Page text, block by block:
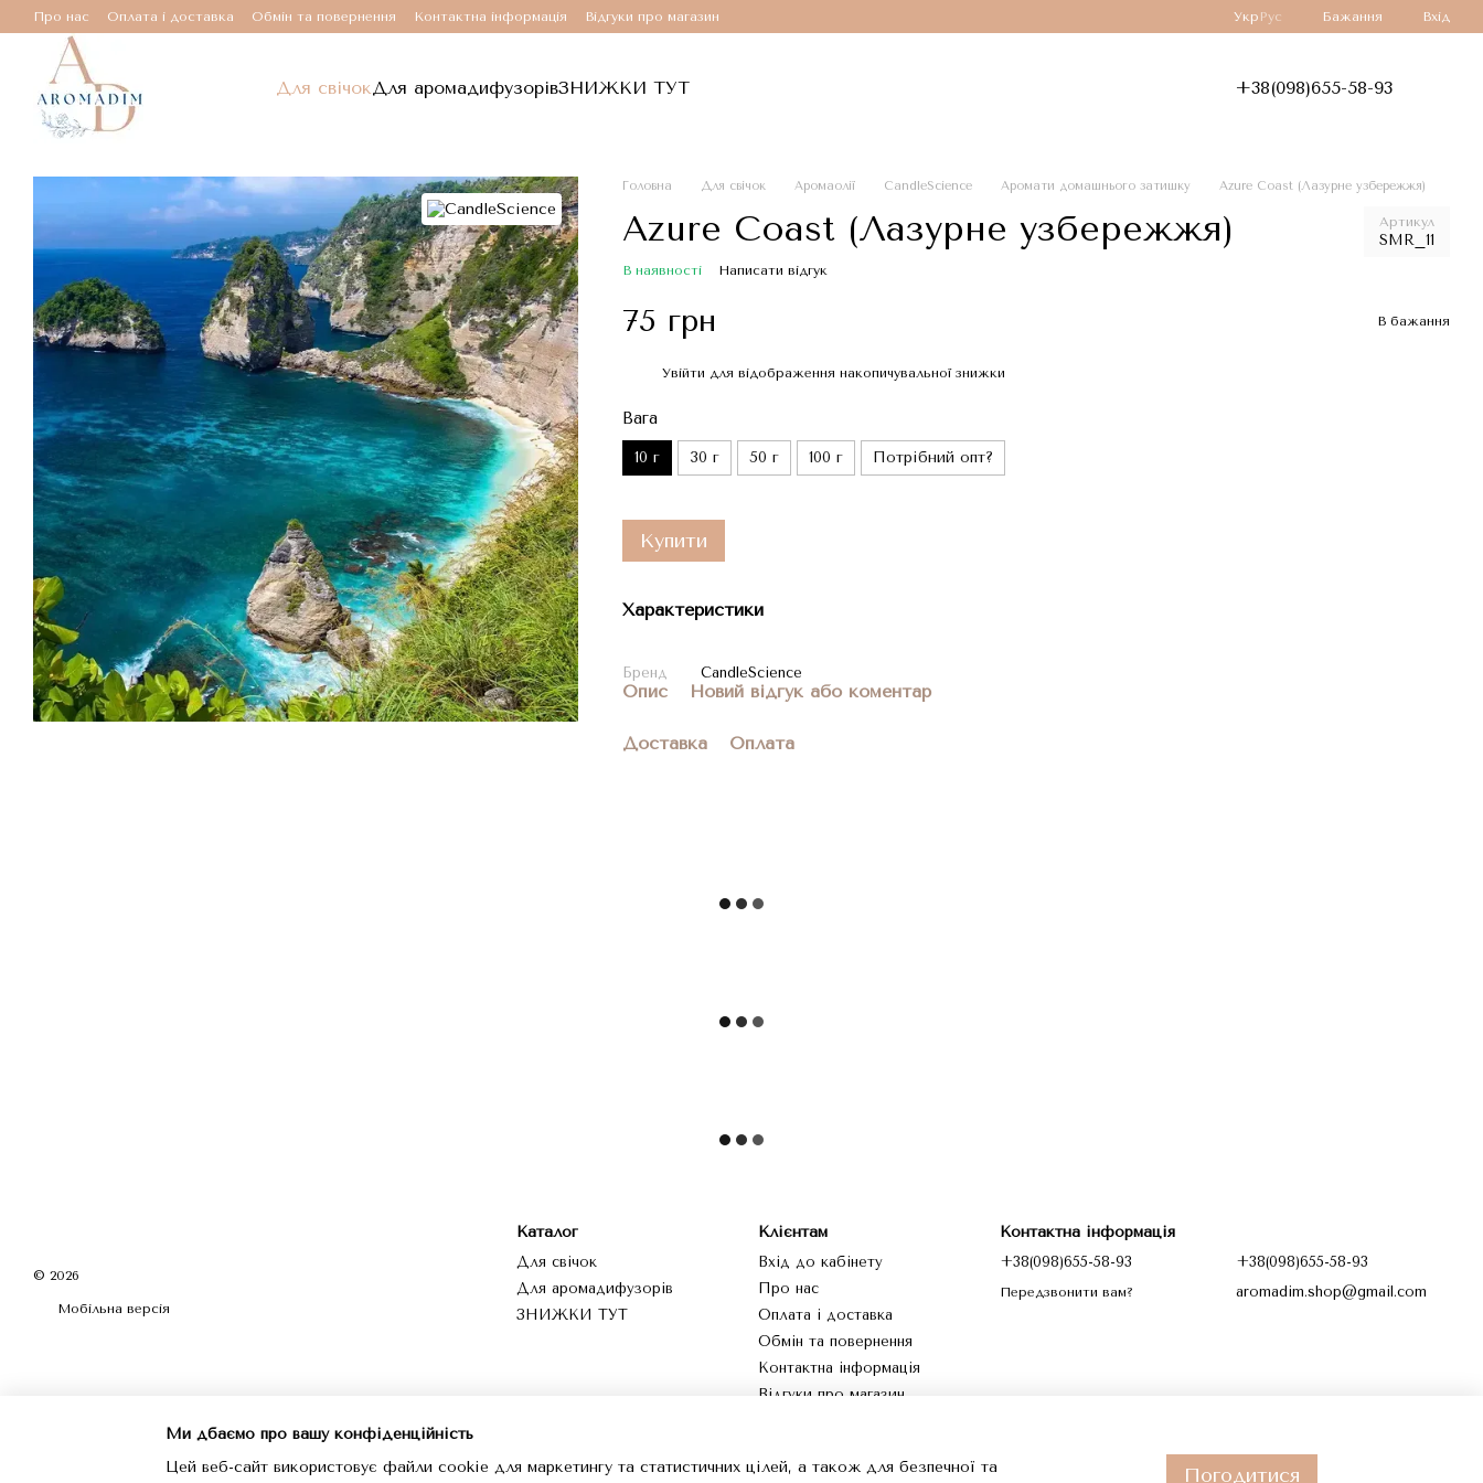
Перейти до основного контенту
Про нас Оплата і доставка Обмін та повернення Контактна інформація Відгуки про магазин Укр Рус Бажання Вхід
Для свічокДля аромадифузорівЗНИЖКИ ТУТ +38(098)655-58-93
Головна Для свічок Аромаолії CandleScience Аромати домашнього затишку Azure Coast (Лазурне узбережжя)
Azure Coast (Лазурне узбережжя) Артикул
SMR_11
В наявності Написати відгук
75 грн В бажання
Увійти для відображення накопичувальної знижки
Вага
10 г 30 г 50 г 100 г Потрібний опт?
Купити
Характеристики
Бренд CandleScience
Опис Новий відгук або коментар
Доставка Оплата
© 2026
Мобільна версія
Каталог
Для свічок
Для аромадифузорів
ЗНИЖКИ ТУТ
Клієнтам
Вхід до кабінету
Про нас
Оплата і доставка
Обмін та повернення
Контактна інформація
Відгуки про магазин
Контактна інформація
+38(098)655-58-93
Передзвонити вам?
+38(098)655-58-93
aromadim.shop@gmail.com
Ми дбаємо про вашу конфіденційність
Цей веб-сайт використовує файли cookie для маркетингу та статистичних цілей, а також для безпечної та
Погодитися